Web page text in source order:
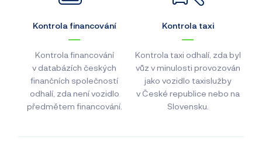
Kontrola financování
Kontrola financování
v databázích českých
finančních společností
odhalí, zda není vozidlo
předmětem financování.
Kontrola taxi
Kontrola taxi odhalí, zda byl
vůz v minulosti provozován
jako vozidlo taxislužby
v České republice nebo na
Slovensku.